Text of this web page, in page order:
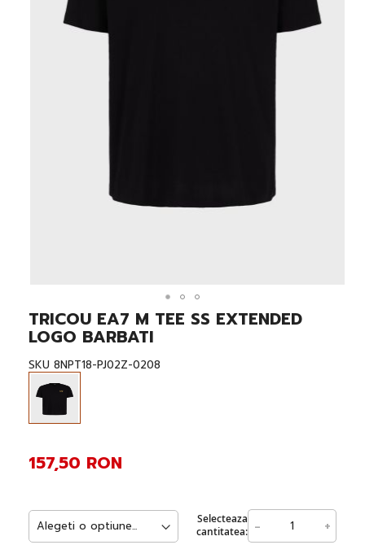
Skip
to
the
beginning
of
images
gallery
TRICOU EA7 M TEE SS EXTENDED
LOGO BARBATI
SKU 8NPT18-PJ02Z-0208
Selecteaza
cantitatea: - +
157,50 RON